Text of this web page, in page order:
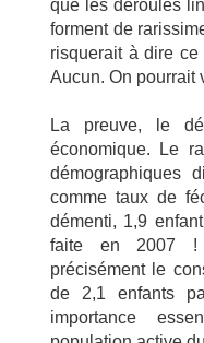
que les déroulés
forment de
risquerait à dire
Aucun. On pourrait
La preuve, le
économique. Le
démographiques
comme taux de
démenti, 1,9
faite en 2007 !
précisément le
de 2,1 enfants
importance